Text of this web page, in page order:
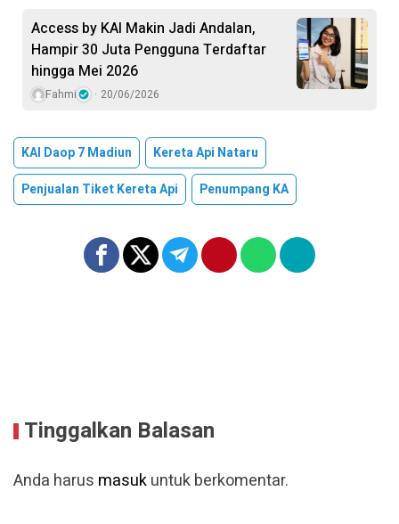
Access by KAI Makin Jadi Andalan,
Hampir 30 Juta Pengguna Terdaftar
hingga Mei 2026
Fahmi 20/06/2026
KAI Daop 7 Madiun
Kereta Api Nataru
Penjualan Tiket Kereta Api
Penumpang KA
Tinggalkan Balasan
Anda harus masukuntuk berkomentar.